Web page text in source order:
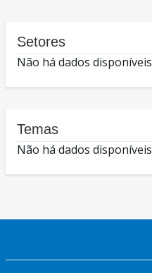
Setores
Não há dados disponíveis
Temas
Não há dados disponíveis